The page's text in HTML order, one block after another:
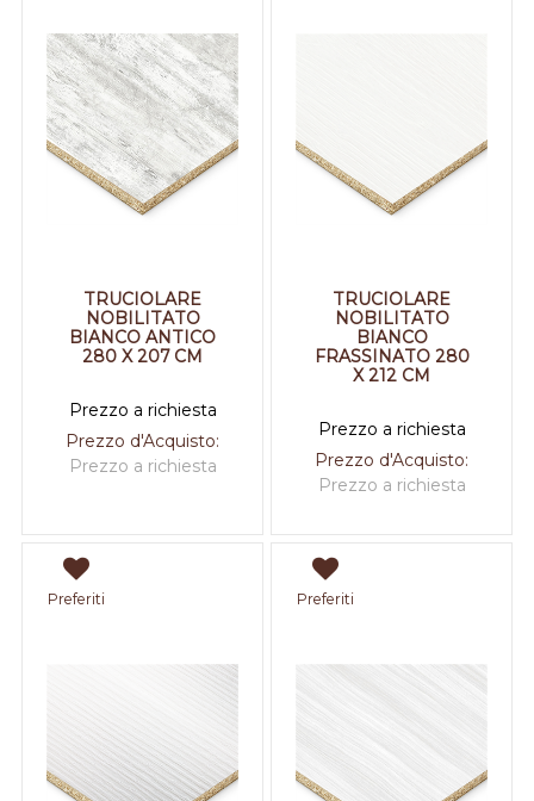
TRUCIOLARE
NOBILITATO
BIANCO ANTICO
280 X 207 CM
Prezzo a richiesta
Prezzo d'Acquisto:
Prezzo a richiesta
TRUCIOLARE
NOBILITATO
BIANCO
FRASSINATO 280
X 212 CM
Prezzo a richiesta
Prezzo d'Acquisto:
Prezzo a richiesta
Preferiti Preferiti